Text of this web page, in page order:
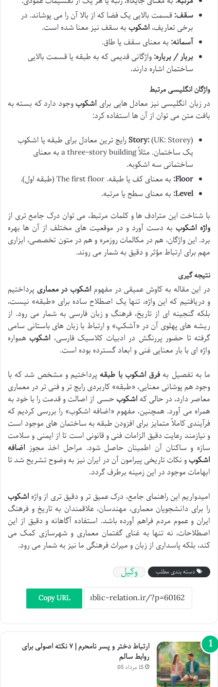
سقف: قسمت بالایی یک فضا که از بالا آن را می پوشاند. در
برخی تعاریف، اشکوببه سقف نیز معنا شده است.
آسمانه: به معنای سقف یا طاق.
بربار / برباره:واژگانی قدیمی که به طبقه یا قسمت بالایی
ساختمان اشاره دارند.
واژگان انگلیسی مرتبط
در زبان انگلیسی نیز معادل هایی برای اشکوبوجود دارد که بسته به
بافت متن می توان از آن ها استفاده کرد:
Story:(UK: Storey) رایج ترین معادل برای طبقه یا اشکوب
یک ساختمان. مثلاً a three-story building به معنای
ساختمانی سه اشکوبه.
Floor: به معنای کف یا طبقه. The first floor (طبقه اول).
Level: به معنای سطح یا مرتبه.
با شناخت این مترادف ها و کلمات مرتبط، می توان درک جامع تری از
واژه اشکوب به دست آورد و در موقعیت های مختلف از آن ها بهره
برد. این واژگان، هم در مکالمات روزمره و هم در متون تخصصی، ابزاری
مهم برای ارتباط مؤثر و دقیق به شمار می روند.
نتیجه گیری
در این مقاله به کاوش عمیقی در مفهوم اشکوب در معماری پرداختیم
و دریافتیم که این واژه، تنها یک اصطلاح ساده برای «طبقه» نیست،
بلکه گنجینه ای از تاریخ، فرهنگ و زبان فارسی به شمار می رود. از
ریشه های پهلوی آن در «آشکپ» و ارتباط با زبان های باستانی سامی
گرفته تا حضور پررنگش در ادبیات کلاسیک فارسی، اشکوبهمواره
واژه ای با بار معنایی غنی و ابعاد گسترده بوده است.
ما به تفصیل بهفرق اشکوب با طبقهپرداختیم و مشخص شد که با
وجود هم پوشانی معنایی، «طبقه» کاربردی رایج تر و فنی تر در معماری
معاصر دارد، در حالی کهاشکوبحسی از اصالت و قدمت را با خود به
همراه می آورد. همچنین، مفهوم «اضافه اشکوب» را بررسی کردیم که
فرآیندی کاملاً متمایز برای افزودن طبقه به ساختمان های موجود است
و نیازمند رعایت دقیق الزامات فنی و قانونی است تا از ایمنی و سلامت
سازه و ساکنان آن اطمینان حاصل شود. مراحل اخذ مجوز اضافه
اشکوبو نکات تاریخی پیرامون آن در ایران نیز به وضوح تشریح شد تا
ابهامات موجود در این زمینه برطرف گردد.
امیدواریم این راهنمای جامع، درک عمیق تر و دقیق تری از واژهاشکوب
را برای دانشجویان معماری، مهندسان، علاقمندان به تاریخ و فرهنگ
ایران و عموم مردم فراهم آورده باشد. استفاده آگاهانه و دقیق از این
اصطلاحات، نه تنها به غنای گفتمان معماری و شهرسازی کمک می
کند، بلکه پاسداری از زبان و میراث فرهنگی ما نیز به شمار می رود.
دسته بندی مطلب وکیل
Copy URL
ارتباط دختر و پسر نامحرم | ۷ نکته اصولی برای
روابط سالم
15 مرداد 05